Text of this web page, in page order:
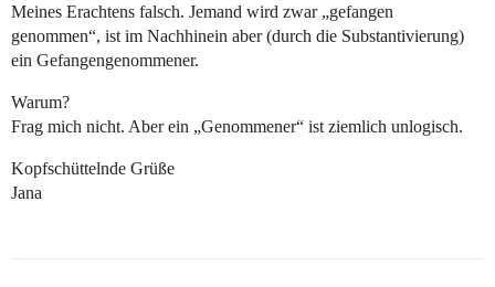
Meines Erachtens falsch. Jemand wird zwar „gefangen
genommen“, ist im Nachhinein aber (durch die Substantivierung)
ein Gefangengenommener.
Warum?
Frag mich nicht. Aber ein „Genommener“ ist ziemlich unlogisch.
Kopfschüttelnde Grüße
Jana